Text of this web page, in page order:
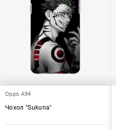
Oppo A94
Чохол "Sukuna"